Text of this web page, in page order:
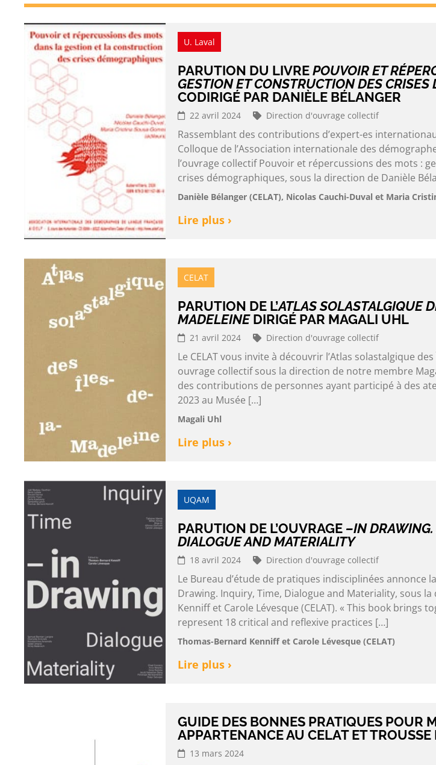
U. Laval
PARUTION DU LIVREPOUVOIR ET
GESTION ET CONSTRUCTION DES CRISES
CODIRIGÉ PAR DANIÈLE BÉLANGER
22 avril 2024 Direction d'ouvrage collectif
Rassemblant des contributions d’expert-es
Colloque de l’Association internationale des
l’ouvrage collectif Pouvoir et répercussions des mots :
crises démographiques, sous la direction de Danièle
Danièle Bélanger (CELAT), Nicolas Cauchi-Duval et Maria
Lire plus ›
CELAT
PARUTION DE L’ATLAS SOLASTALGIQUE
MADELEINEDIRIGÉ PAR MAGALI UHL
21 avril 2024 Direction d'ouvrage collectif
Le CELAT vous invite à découvrir l’Atlas solastalgique
ouvrage collectif sous la direction de notre membre
des contributions de personnes ayant participé à des
2023 au Musée […]
Magali Uhl
Lire plus ›
UQAM
PARUTION DE L’OUVRAGE –IN DRAWING.
DIALOGUE AND MATERIALITY
18 avril 2024 Direction d'ouvrage collectif
Le Bureau d’étude de pratiques indisciplinées annonce
Drawing. Inquiry, Time, Dialogue and Materiality, sous
Kenniff et Carole Lévesque (CELAT). « This book brings
represent 18 critical and reflexive practices […]
Thomas-Bernard Kenniff et Carole Lévesque (CELAT)
Lire plus ›
GUIDE DES BONNES PRATIQUES POUR
APPARTENANCE AU CELAT ET
13 mars 2024